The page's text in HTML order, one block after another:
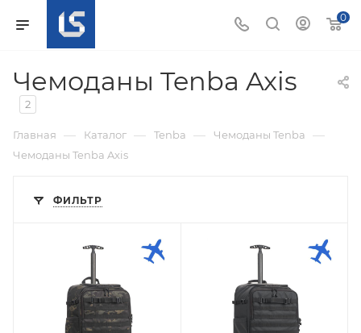
0
Чемоданы Tenba Axis
2
Главная — Каталог — Tenba — Чемоданы Tenba —
Чемоданы Tenba Axis
ФИЛЬТР